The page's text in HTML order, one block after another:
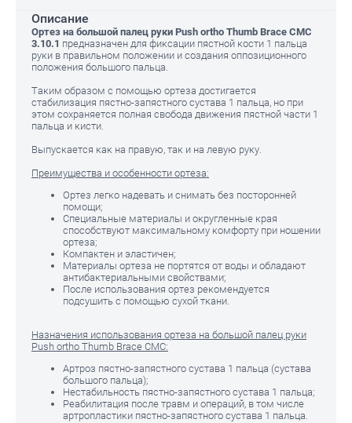
Описание
Ортез на большой палец руки Push ortho Thumb Brace CMC
3.10.1 предназначен для фиксации пястной кости 1 пальца
руки в правильном положении и создания оппозиционного
положения большого пальца.
Таким образом с помощью ортеза достигается
стабилизация пястно-запястного сустава 1 пальца, но при
этом сохраняется полная свобода движения пястной части 1
пальца и кисти.
Выпускается как на правую, так и на левую руку.
Преимущества и особенности ортеза:
Ортез легко надевать и снимать без посторонней
помощи;
Специальные материалы и округленные края
способствуют максимальному комфорту при ношении
ортеза;
Компактен и эластичен;
Материалы ортеза не портятся от воды и обладают
антибактериальными свойствами;
После использования ортез рекомендуется
подсушить с помощью сухой ткани.
Назначения использования ортеза на большой палец руки
Push ortho Thumb Brace CMC:
Артроз пястно-запястного сустава 1 пальца (сустава
большого пальца);
Нестабильность пястно-запястного сустава 1 пальца;
Реабилитация после травм и операций, в том числе
артропластики пястно-запястного сустава 1 пальца.